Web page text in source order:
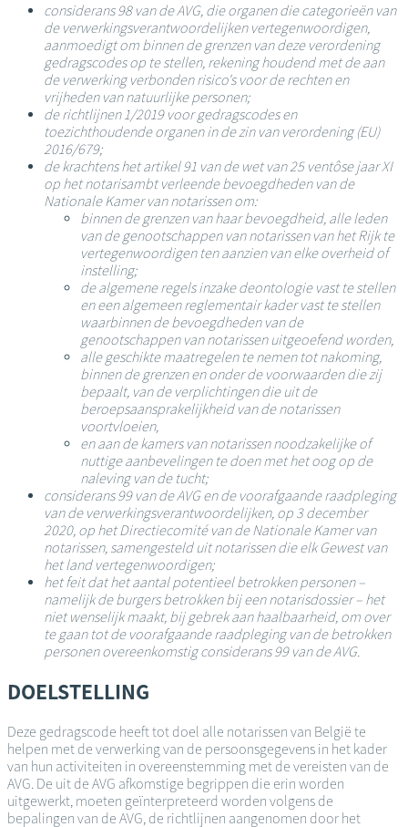
considerans 98 van de AVG, die organen die categorieën van
de verwerkingsverantwoordelijken vertegenwoordigen,
aanmoedigt om binnen de grenzen van deze verordening
gedragscodes op te stellen, rekening houdend met de aan
de verwerking verbonden risico's voor de rechten en
vrijheden van natuurlijke personen;
de richtlijnen 1/2019 voor gedragscodes en
toezichthoudende organen in de zin van verordening (EU)
2016/679;
de krachtens het artikel 91 van de wet van 25 ventôse jaar XI
op het notarisambt verleende bevoegdheden van de
Nationale Kamer van notarissen om:
binnen de grenzen van haar bevoegdheid, alle leden
van de genootschappen van notarissen van het Rijk te
vertegenwoordigen ten aanzien van elke overheid of
instelling;
de algemene regels inzake deontologie vast te stellen
en een algemeen reglementair kader vast te stellen
waarbinnen de bevoegdheden van de
genootschappen van notarissen uitgeoefend worden,
alle geschikte maatregelen te nemen tot nakoming,
binnen de grenzen en onder de voorwaarden die zij
bepaalt, van de verplichtingen die uit de
beroepsaansprakelijkheid van de notarissen
voortvloeien,
en aan de kamers van notarissen noodzakelijke of
nuttige aanbevelingen te doen met het oog op de
naleving van de tucht;
considerans 99 van de AVG en de voorafgaande raadpleging
van de verwerkingsverantwoordelijken, op 3 december
2020, op het Directiecomité van de Nationale Kamer van
notarissen, samengesteld uit notarissen die elk Gewest van
het land vertegenwoordigen;
het feit dat het aantal potentieel betrokken personen –
namelijk de burgers betrokken bij een notarisdossier – het
niet wenselijk maakt, bij gebrek aan haalbaarheid, om over
te gaan tot de voorafgaande raadpleging van de betrokken
personen overeenkomstig considerans 99 van de AVG.
DOELSTELLING
Deze gedragscode heeft tot doel alle notarissen van België te
helpen met de verwerking van de persoonsgegevens in het kader
van hun activiteiten in overeenstemming met de vereisten van de
AVG. De uit de AVG afkomstige begrippen die erin worden
uitgewerkt, moeten geïnterpreteerd worden volgens de
bepalingen van de AVG, de richtlijnen aangenomen door het